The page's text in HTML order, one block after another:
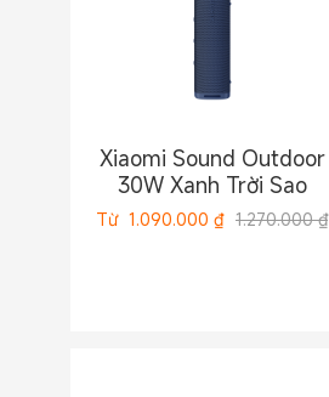
Xiaomi Sound Outdoor
30W Xanh Trời Sao
Từ 1.090.000 ₫ 1.270.000 ₫